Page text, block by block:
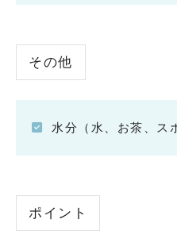
その他
水分（水、お茶、ス
ポイント